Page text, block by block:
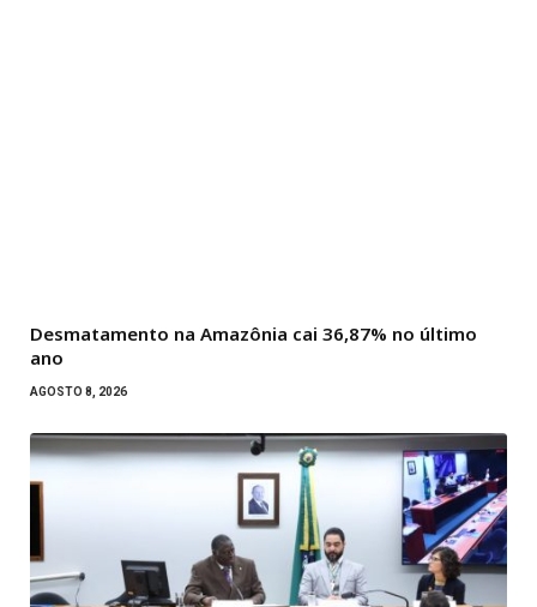
Desmatamento na Amazônia cai 36,87% no último
ano
AGOSTO 8, 2026